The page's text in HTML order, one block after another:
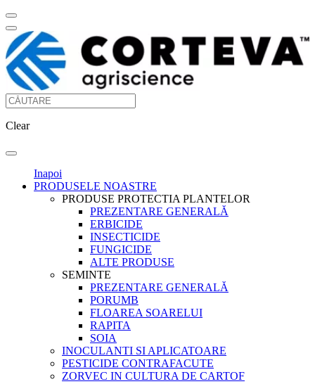
Clear
Inapoi
PRODUSELE NOASTRE
PRODUSE PROTECTIA PLANTELOR
PREZENTARE GENERALĂ
ERBICIDE
INSECTICIDE
FUNGICIDE
ALTE PRODUSE
SEMINTE
PREZENTARE GENERALĂ
PORUMB
FLOAREA SOARELUI
RAPITA
SOIA
INOCULANTI SI APLICATOARE
PESTICIDE CONTRAFACUTE
ZORVEC IN CULTURA DE CARTOF